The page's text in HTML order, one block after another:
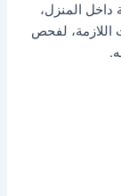
داخل المنزل،
اللازمة، لفحص